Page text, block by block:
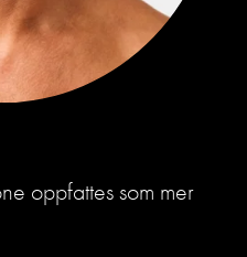
oppfattes som mer